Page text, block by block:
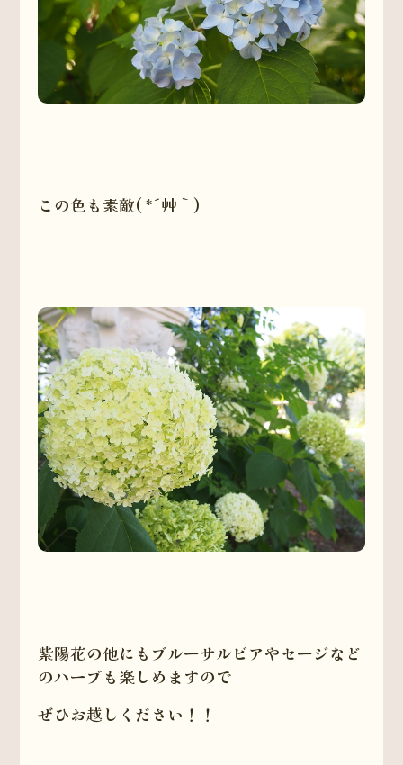
この色も素敵( *´艸｀)
紫陽花の他にもブルーサルビアやセージなど
のハーブも楽しめますので
ぜひお越しください！！